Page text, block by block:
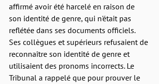
affirmé avoir été harcelé en raison de
son identité de genre, qui n'était pas
reflétée dans ses documents officiels.
Ses collègues et supérieurs refusaient de
reconnaître son identité de genre et
utilisaient des pronoms incorrects. Le
Tribunal a rappelé que pour prouver le